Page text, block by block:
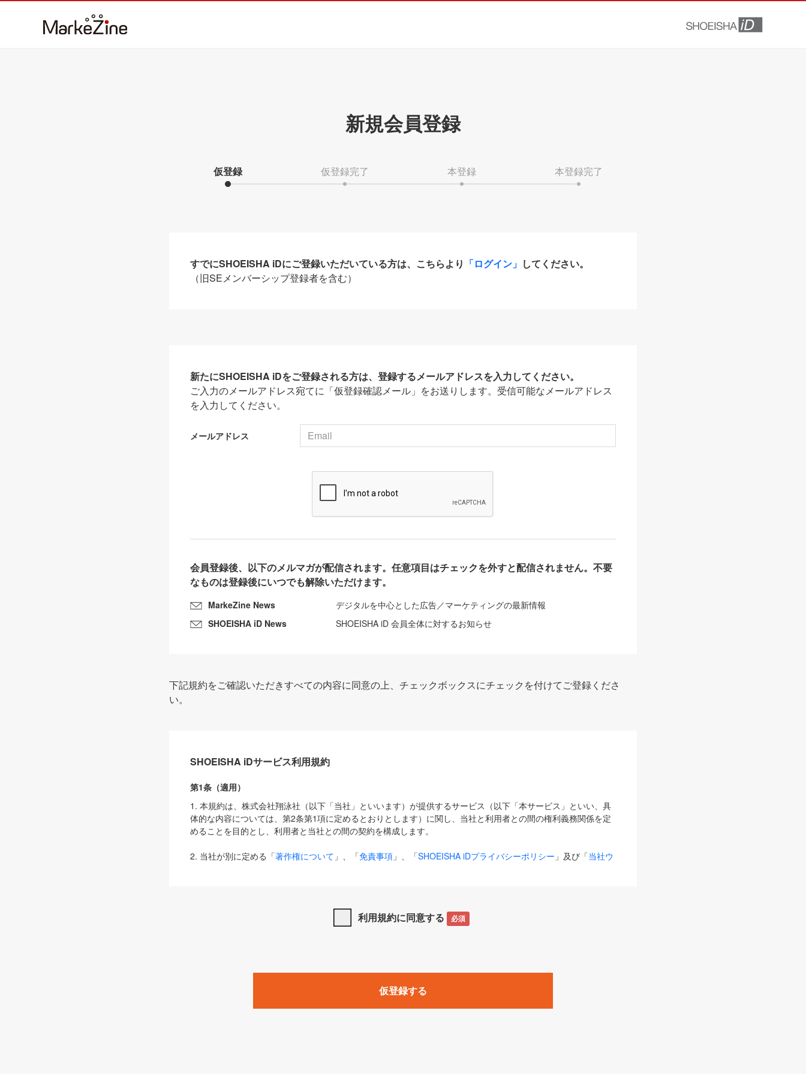
新規会員登録
仮登録 仮登録完了 本登録 本登録完了
すでにSHOEISHA iDにご登録いただいている方は、こちらより 「ログイン」 してください。
（旧SEメンバーシップ登録者を含む）
新たにSHOEISHA iDをご登録される方は、登録するメールアドレスを入力してください。
ご入力のメールアドレス宛てに「仮登録確認メール」をお送りします。受信可能なメールアドレス
を入力してください。
メールアドレス
会員登録後、以下のメルマガが配信されます。任意項目はチェックを外すと配信されません。不要
なものは登録後にいつでも解除いただけます。
MarkeZine News
デジタルを中心とした広告／マーケティングの最新情報
SHOEISHA iD News
SHOEISHA iD 会員全体に対するお知らせ
下記規約をご確認いただきすべての内容に同意の上、チェックボックスにチェックを付けてご登録くださ
い。
SHOEISHA iDサービス利用規約
第1条（適用）
1. 本規約は、株式会社翔泳社（以下「当社」といいます）が提供するサービス（以下「本サービス」といい、具
体的な内容については、第2条第1項に定めるとおりとします）に関し、当社と利用者との間の権利義務関係を定
めることを目的とし、利用者と当社との間の契約を構成します。
2. 当社が別に定める「著作権について 」、「免責事項 」、「SHOEISHA iDプライバシーポリシー 」及び「当社ウ
は、本規約の規定が優先して適用されるものとします。
1. 「本サービス」とは、当社が提供する以下のサービス（名称や内容が変更された場合、変更後のサービスを含
みます）及びこれらサービスに関連して当社が実施するイベントやキャンペーンをいいます。
「SEBook」「SEShop」「CodeZine」「MarkeZine」「EnterpriseZine」「ECzine」「Biz/Zine」「HRzine」
利用規約に同意する 必須
仮登録する